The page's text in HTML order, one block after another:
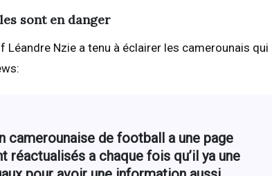
sont en danger
Nzie a tenu à éclairer les camerounais qui
camerounaise de football a une page
a chaque fois qu’il ya une